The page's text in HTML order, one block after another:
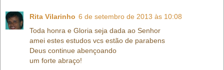
Rita Vilarinho 6 de setembro de 2013 às 10:08
Toda honra e Gloria seja dada ao Senhor
amei estes estudos vcs estão de parabens
Deus continue abençoando
um forte abraço!